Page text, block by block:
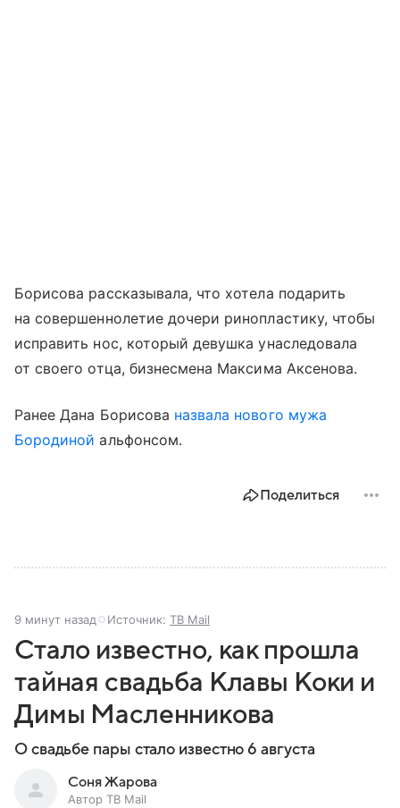
Борисова рассказывала, что хотела подарить
на совершеннолетие дочери ринопластику, чтобы
исправить нос, который девушка унаследовала
от своего отца, бизнесмена Максима Аксенова.
Ранее Дана Борисова назвала нового мужа
Бородиной альфонсом.
Поделиться
9 минут назад Источник: ТВ Mail
Стало известно, как прошла
тайная свадьба Клавы Коки и
Димы Масленникова
О свадьбе пары стало известно 6 августа
Соня Жарова
Автор ТВ Mail